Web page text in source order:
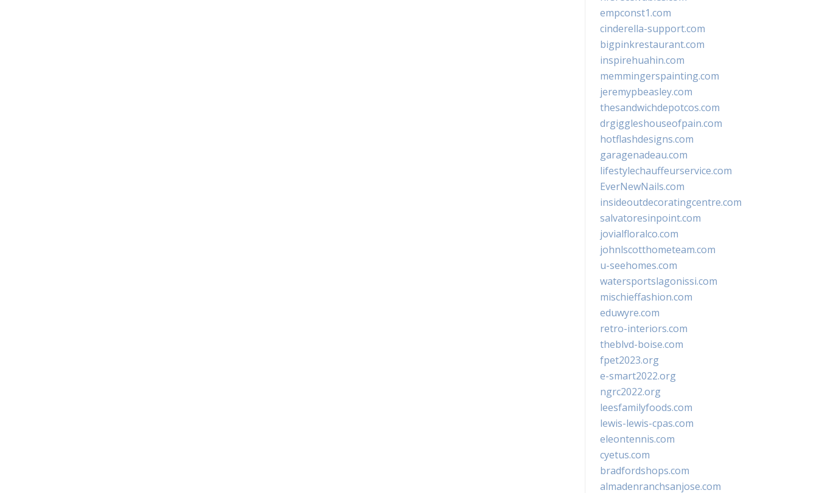
empconst1.com
cinderella-support.com
bigpinkrestaurant.com
inspirehuahin.com
memmingerspainting.com
jeremypbeasley.com
thesandwichdepotcos.com
drgiggleshouseofpain.com
hotflashdesigns.com
garagenadeau.com
lifestylechauffeurservice.com
EverNewNails.com
insideoutdecoratingcentre.com
salvatoresinpoint.com
jovialfloralco.com
johnlscotthometeam.com
u-seehomes.com
watersportslagonissi.com
mischieffashion.com
eduwyre.com
retro-interiors.com
theblvd-boise.com
fpet2023.org
e-smart2022.org
ngrc2022.org
leesfamilyfoods.com
lewis-lewis-cpas.com
eleontennis.com
cyetus.com
bradfordshops.com
almadenranchsanjose.com